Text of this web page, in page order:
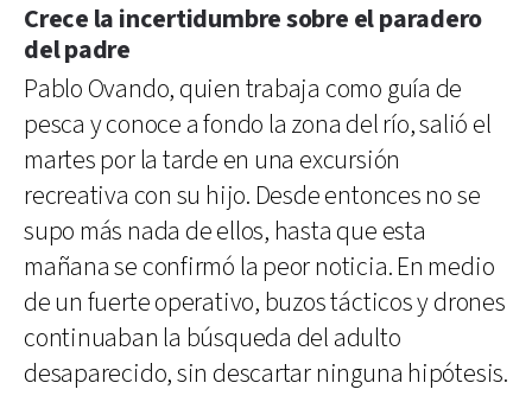
Crece la incertidumbre sobre el paradero
del padre
Pablo Ovando, quien trabaja como guía de
pesca y conoce a fondo la zona del río, salió el
martes por la tarde en una excursión
recreativa con su hijo. Desde entonces no se
supo más nada de ellos, hasta que esta
mañana se confirmó la peor noticia. En medio
de un fuerte operativo, buzos tácticos y drones
continuaban la búsqueda del adulto
desaparecido, sin descartar ninguna hipótesis.